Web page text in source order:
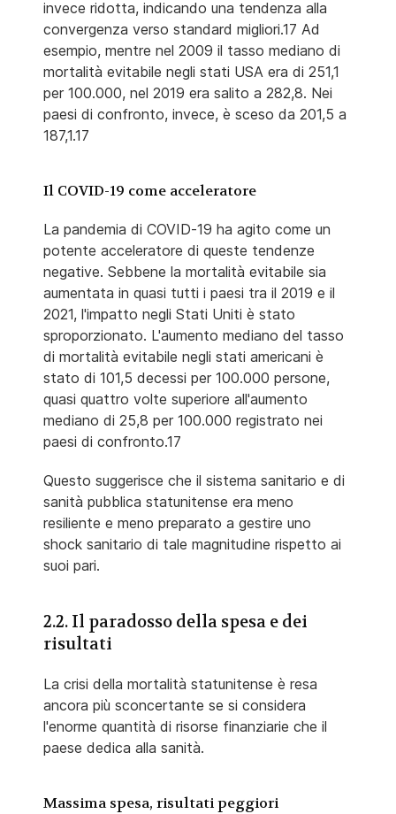
invece ridotta, indicando una tendenza alla
convergenza verso standard migliori.17 Ad
esempio, mentre nel 2009 il tasso mediano di
mortalità evitabile negli stati USA era di 251,1
per 100.000, nel 2019 era salito a 282,8. Nei
paesi di confronto, invece, è sceso da 201,5 a
187,1.17
Il COVID-19 come acceleratore
La pandemia di COVID-19 ha agito come un
potente acceleratore di queste tendenze
negative. Sebbene la mortalità evitabile sia
aumentata in quasi tutti i paesi tra il 2019 e il
2021, l'impatto negli Stati Uniti è stato
sproporzionato. L'aumento mediano del tasso
di mortalità evitabile negli stati americani è
stato di 101,5 decessi per 100.000 persone,
quasi quattro volte superiore all'aumento
mediano di 25,8 per 100.000 registrato nei
paesi di confronto.17
Questo suggerisce che il sistema sanitario e di
sanità pubblica statunitense era meno
resiliente e meno preparato a gestire uno
shock sanitario di tale magnitudine rispetto ai
suoi pari.
2.2. Il paradosso della spesa e dei
risultati
La crisi della mortalità statunitense è resa
ancora più sconcertante se si considera
l'enorme quantità di risorse finanziarie che il
paese dedica alla sanità.
Massima spesa, risultati peggiori